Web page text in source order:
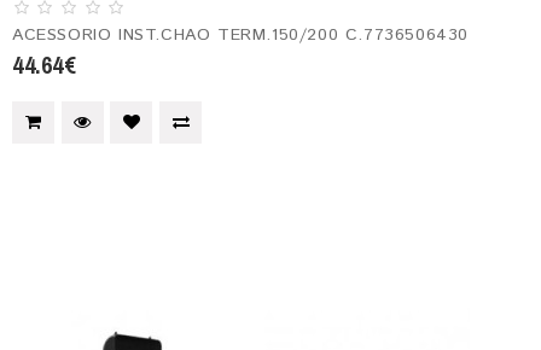
ACESSORIO INST.CHAO TERM.150/200 C.7736506430
44.64€